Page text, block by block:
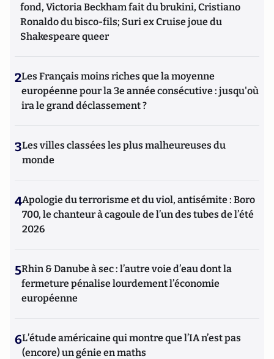
fond, Victoria Beckham fait du brukini, Cristiano
Ronaldo du bisco-fils; Suri ex Cruise joue du
Shakespeare queer
2Les Français moins riches que la moyenne
européenne pour la 3e année consécutive : jusqu'où
ira le grand déclassement ?
3Les villes classées les plus malheureuses du
monde
4Apologie du terrorisme et du viol, antisémite : Boro
700, le chanteur à cagoule de l’un des tubes de l’été
2026
5Rhin & Danube à sec : l’autre voie d’eau dont la
fermeture pénalise lourdement l’économie
européenne
6L’étude américaine qui montre que l’IA n’est pas
(encore) un génie en maths